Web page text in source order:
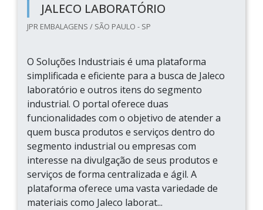
JALECO LABORATÓRIO
JPR EMBALAGENS / SÃO PAULO - SP
O Soluções Industriais é uma plataforma
simplificada e eficiente para a busca de Jaleco
laboratório e outros itens do segmento
industrial. O portal oferece duas
funcionalidades com o objetivo de atender a
quem busca produtos e serviços dentro do
segmento industrial ou empresas com
interesse na divulgação de seus produtos e
serviços de forma centralizada e ágil. A
plataforma oferece uma vasta variedade de
materiais como Jaleco laborat...